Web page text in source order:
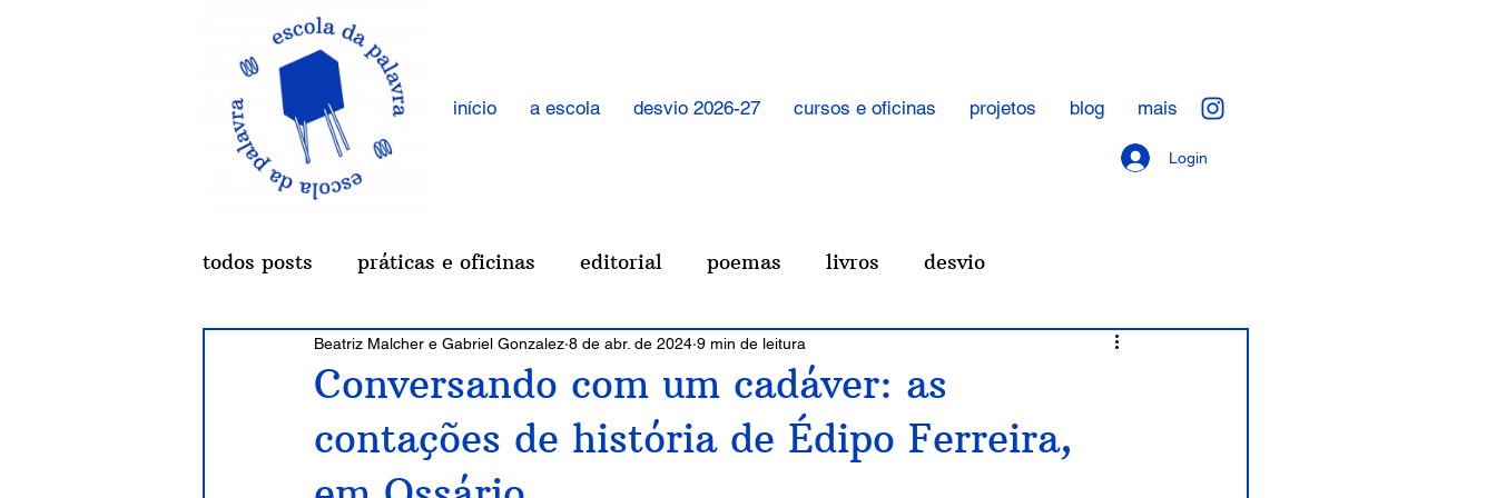
início a escola desvio 2026-27 cursos e oficinas projetos blog mais
Login
todos posts práticas e oficinas editorial poemas livros desvio
a bobina - crítica de poesia outras paradas nomes próprios coisas que lampejam
sobrescrever
Conversando com um cadáver: as
contações de história de Édipo Ferreira,
Beatriz Malcher e Gabriel Gonzalez 8 de abr. de 2024 9 min de leitura